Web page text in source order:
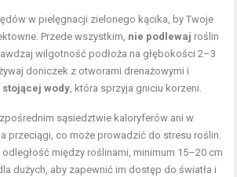
w pielęgnacji zielonego kącika, by Twoje
Przede wszystkim, nie podlewaj roślin
wilgotność podłoża na głębokości 2–3
doniczek z otworami drenażowymi i
stojącej wody, która sprzyja gniciu korzeni.
sąsiedztwie kaloryferów ani w
przeciągi, co może prowadzić do stresu roślin.
między roślinami, minimum 15–20 cm
dużych, aby zapewnić im dostęp do światła i